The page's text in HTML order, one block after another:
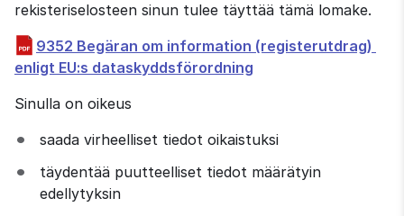
rekisteriselosteen sinun tulee täyttää tämä lomake.
9352 Begäran om information (registerutdrag)
enligt EU:s dataskyddsförordning
Sinulla on oikeus
saada virheelliset tiedot oikaistuksi
täydentää puutteelliset tiedot määrätyin
edellytyksin